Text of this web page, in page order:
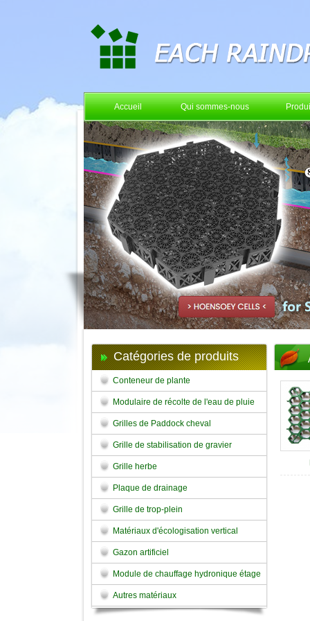
Accueil Qui sommes-nous
Catégories de produits
Conteneur de plante
Modulaire de récolte de l'eau de pluie
Grilles de Paddock cheval
Grille de stabilisation de gravier
Grille herbe
Plaque de drainage
Grille de trop-plein
Matériaux d'écologisation vertical
Gazon artificiel
Module de chauffage hydronique étage
Autres matériaux